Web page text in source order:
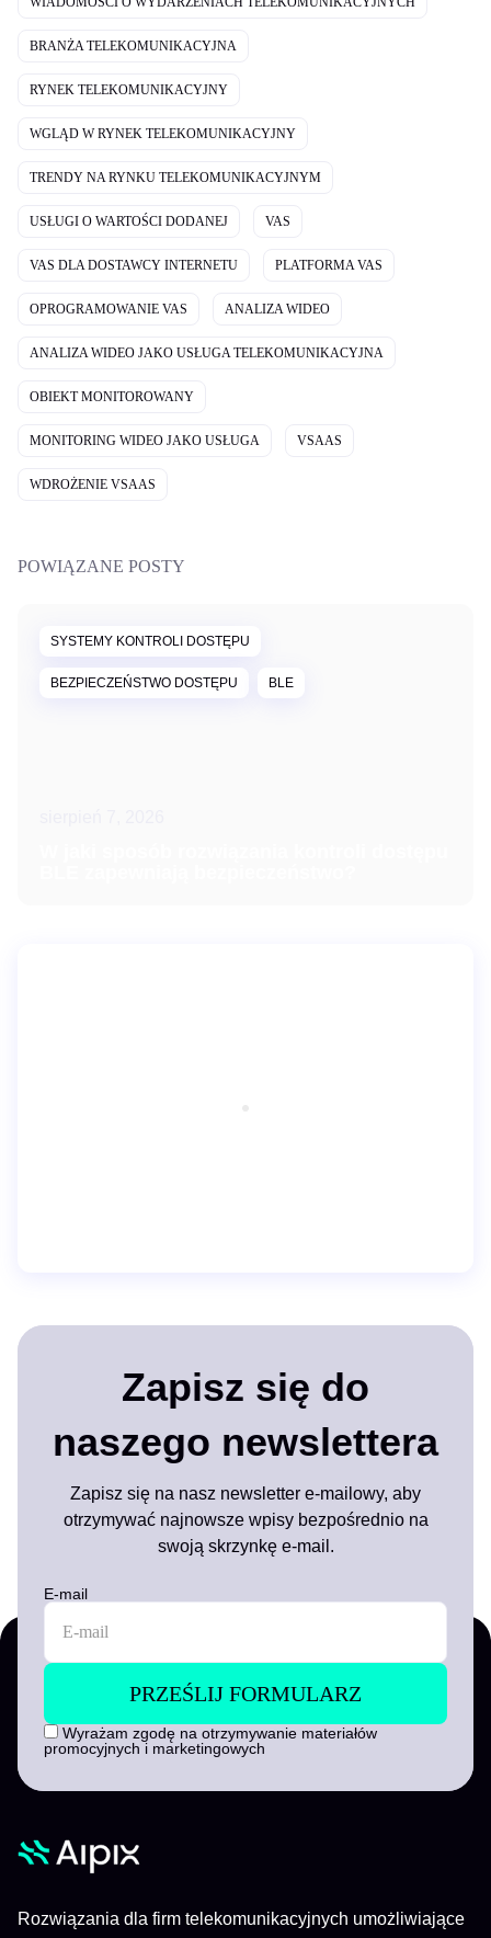
BRANŻA TELEKOMUNIKACYJNA
RYNEK TELEKOMUNIKACYJNY
WGLĄD W RYNEK TELEKOMUNIKACYJNY
TRENDY NA RYNKU TELEKOMUNIKACYJNYM
USŁUGI O WARTOŚCI DODANEJ VAS
VAS DLA DOSTAWCY INTERNETU PLATFORMA VAS
OPROGRAMOWANIE VAS ANALIZA WIDEO
ANALIZA WIDEO JAKO USŁUGA TELEKOMUNIKACYJNA
OBIEKT MONITOROWANY
MONITORING WIDEO JAKO USŁUGA VSAAS
WDROŻENIE VSAAS
POWIĄZANE POSTY
SYSTEMY KONTROLI DOSTĘPU
BEZPIECZEŃSTWO DOSTĘPU BLE
Zapisz się do
naszego newslettera
Zapisz się na nasz newsletter e-mailowy, aby
otrzymywać najnowsze wpisy bezpośrednio na
swoją skrzynkę e-mail.
E-mail
Wyrażam zgodę na otrzymywanie materiałów
promocyjnych i marketingowych
Rozwiązania dla firm telekomunikacyjnych umożliwiające